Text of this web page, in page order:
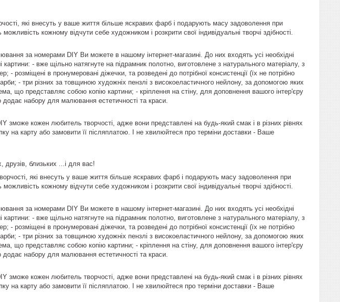
які внесуть у ваше життя більше яскравих фарб і подарують масу задоволення при
кожному відчути себе художником і розкрити свої індивідуальні творчі здібності.
за номерами DIY Ви можете в нашому інтернет-магазині. До них входять усі необхідні
картини: - вже щільно натягнуте на підрамник полотно, виготовлене з натурального матеріалу, з
розміщені в пронумеровані діжечки, та розведені до потрібної консистенції (їх не потрібно
- три різних за товщиною художніх пензлі з високоеластичного нейлону, за допомогою яких
що представляє собою копію картини; - кріплення на стіну, для доповнення вашого інтер'єру
набору для малювання естетичності та краси.
зможе кожен любитель творчості, адже вони представлені на будь-який смак і в різних рівнях
на карту або замовити її післяплатою. І не хвилюйтеся про терміни доставки - Ваше
близьких ...і для вас!
які внесуть у ваше життя більше яскравих фарб і подарують масу задоволення при
кожному відчути себе художником і розкрити свої індивідуальні творчі здібності.
за номерами DIY Ви можете в нашому інтернет-магазині. До них входять усі необхідні
картини: - вже щільно натягнуте на підрамник полотно, виготовлене з натурального матеріалу, з
розміщені в пронумеровані діжечки, та розведені до потрібної консистенції (їх не потрібно
- три різних за товщиною художніх пензлі з високоеластичного нейлону, за допомогою яких
що представляє собою копію картини; - кріплення на стіну, для доповнення вашого інтер'єру
набору для малювання естетичності та краси.
зможе кожен любитель творчості, адже вони представлені на будь-який смак і в різних рівнях
на карту або замовити її післяплатою. І не хвилюйтеся про терміни доставки - Ваше